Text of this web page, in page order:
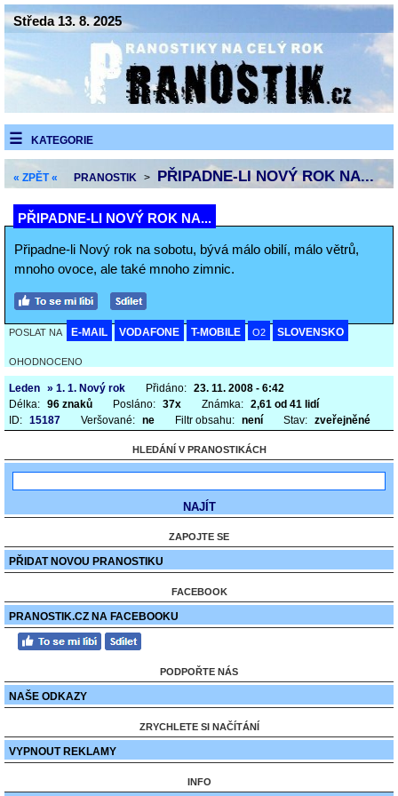
Středa 13. 8. 2025
KATEGORIE
« ZPĚT « PRANOSTIK > PŘIPADNE-LI NOVÝ ROK NA...
PŘIPADNE-LI NOVÝ ROK NA...
Připadne-li Nový rok na sobotu, bývá málo obilí, málo větrů,
mnoho ovoce, ale také mnoho zimnic.
POSLAT NA E-MAIL VODAFONE T-MOBILE O2 SLOVENSKO
OHODNOCENO
Leden » 1. 1. Nový rok Přidáno: 23. 11. 2008 - 6:42
Délka: 96 znaků Posláno: 37x Známka: 2,61 od 41 lidí
ID: 15187 Veršované: ne Filtr obsahu: není Stav: zveřejněné
HLEDÁNÍ V PRANOSTIKÁCH
ZAPOJTE SE
PŘIDAT NOVOU PRANOSTIKU
FACEBOOK
PRANOSTIK.CZ NA FACEBOOKU
PODPOŘTE NÁS
NAŠE ODKAZY
ZRYCHLETE SI NAČÍTÁNÍ
VYPNOUT REKLAMY
INFO